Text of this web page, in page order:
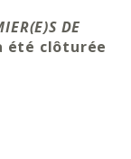
DE
été clôturée